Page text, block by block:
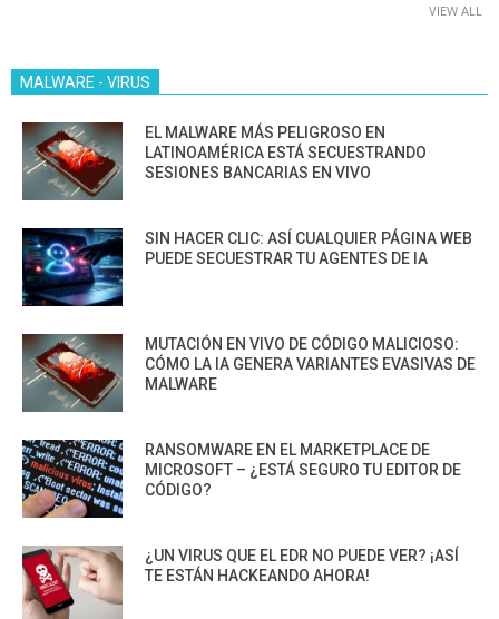
VIEW ALL
MALWARE - VIRUS
EL MALWARE MÁS PELIGROSO EN
LATINOAMÉRICA ESTÁ SECUESTRANDO
SESIONES BANCARIAS EN VIVO
SIN HACER CLIC: ASÍ CUALQUIER PÁGINA WEB
PUEDE SECUESTRAR TU AGENTES DE IA
MUTACIÓN EN VIVO DE CÓDIGO MALICIOSO:
CÓMO LA IA GENERA VARIANTES EVASIVAS DE
MALWARE
RANSOMWARE EN EL MARKETPLACE DE
MICROSOFT – ¿ESTÁ SEGURO TU EDITOR DE
CÓDIGO?
¿UN VIRUS QUE EL EDR NO PUEDE VER? ¡ASÍ
TE ESTÁN HACKEANDO AHORA!